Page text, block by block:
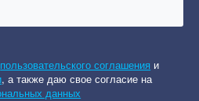
пользовательского соглашения и
, а также даю свое согласие на
данных